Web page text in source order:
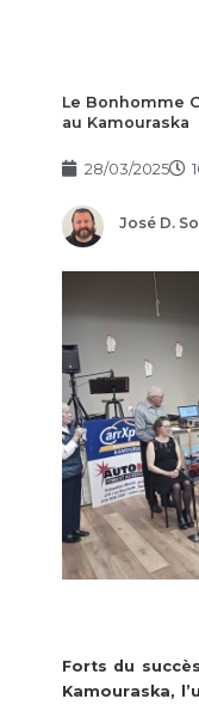
Le Bonhomme
au Kamouraska
28/03/2025
José D.
Forts du
Kamouraska,